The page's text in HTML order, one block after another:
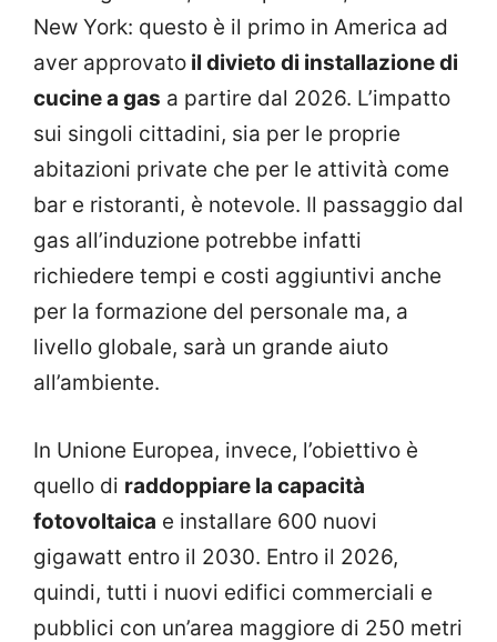
New York: questo è il primo in America ad
aver approvato il divieto di installazione di
cucine a gas a partire dal 2026. L’impatto
sui singoli cittadini, sia per le proprie
abitazioni private che per le attività come
bar e ristoranti, è notevole. Il passaggio dal
gas all’induzione potrebbe infatti
richiedere tempi e costi aggiuntivi anche
per la formazione del personale ma, a
livello globale, sarà un grande aiuto
all’ambiente.
In Unione Europea, invece, l’obiettivo è
quello di raddoppiare la capacità
fotovoltaica e installare 600 nuovi
gigawatt entro il 2030. Entro il 2026,
quindi, tutti i nuovi edifici commerciali e
pubblici con un’area maggiore di 250 metri